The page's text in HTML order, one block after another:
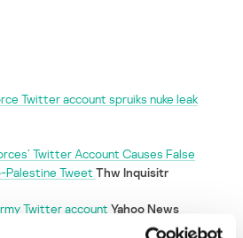
Twitter account spruiks nuke leak
Twitter Account Causes False
Palestine Tweet Thw Inquisitr
Twitter account Yahoo News